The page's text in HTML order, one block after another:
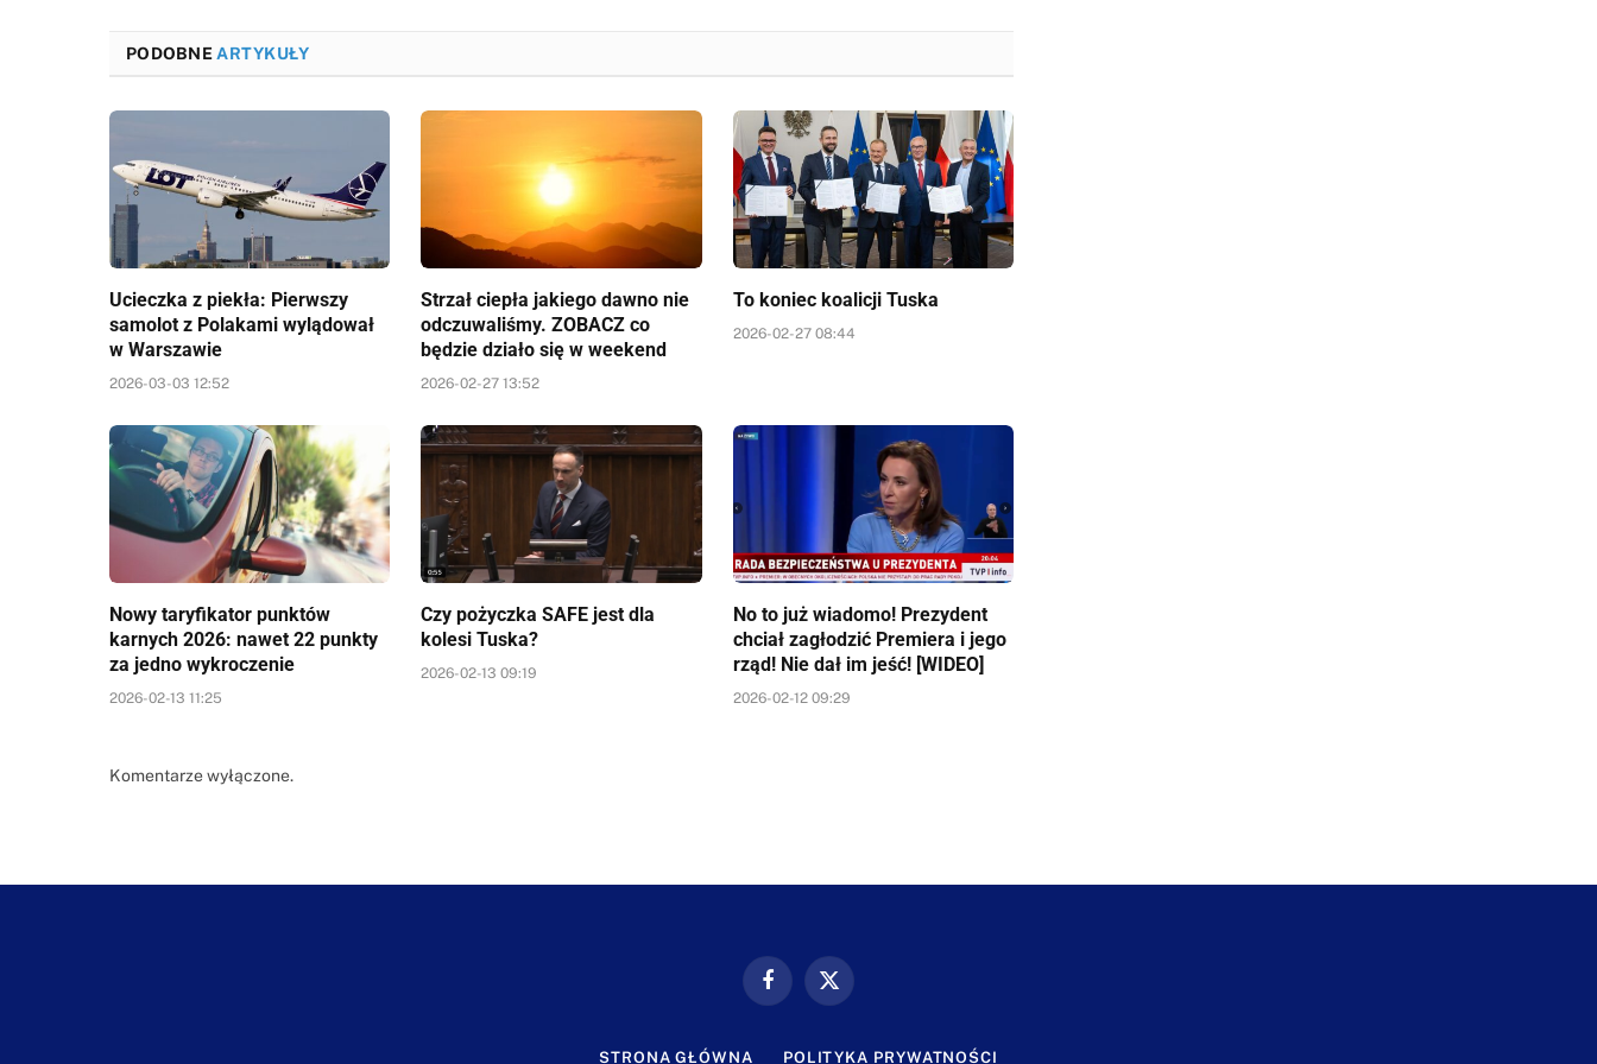
PODOBNE ARTYKUŁY
Ucieczka z piekła: Pierwszy
samolot z Polakami wylądował
w Warszawie
2026-03-03 12:52
Strzał ciepła jakiego dawno nie
odczuwaliśmy. ZOBACZ co
będzie działo się w weekend
2026-02-27 13:52
To koniec koalicji Tuska
2026-02-27 08:44
Nowy taryfikator punktów
karnych 2026: nawet 22 punkty
za jedno wykroczenie
2026-02-13 11:25
Czy pożyczka SAFE jest dla
kolesi Tuska?
2026-02-13 09:19
No to już wiadomo! Prezydent
chciał zagłodzić Premiera i jego
rząd! Nie dał im jeść! [WIDEO]
2026-02-12 09:29
Komentarze wyłączone.
FacebookX
STRONA GŁÓWNA POLITYKA PRYWATNOŚCI